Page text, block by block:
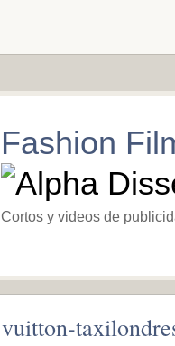
Fashion
Cortos y videos de
vuitton-